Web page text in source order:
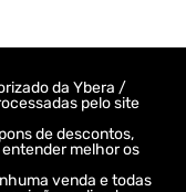
da Ybera /
pelo site
de descontos,
melhor os
venda e todas